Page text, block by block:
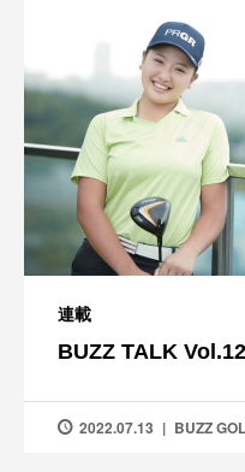
連載
BUZZ TALK
2022.07.13 BUZZ